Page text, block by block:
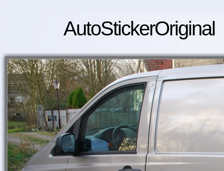
AutoStickerOriginal